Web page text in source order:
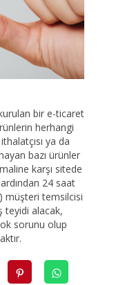
bir e-ticaret
herhangi
ya da
bazı ürünler
karşı sitede
24 saat
müşteri temsilcisi
teyidi alacak,
sorunu olup